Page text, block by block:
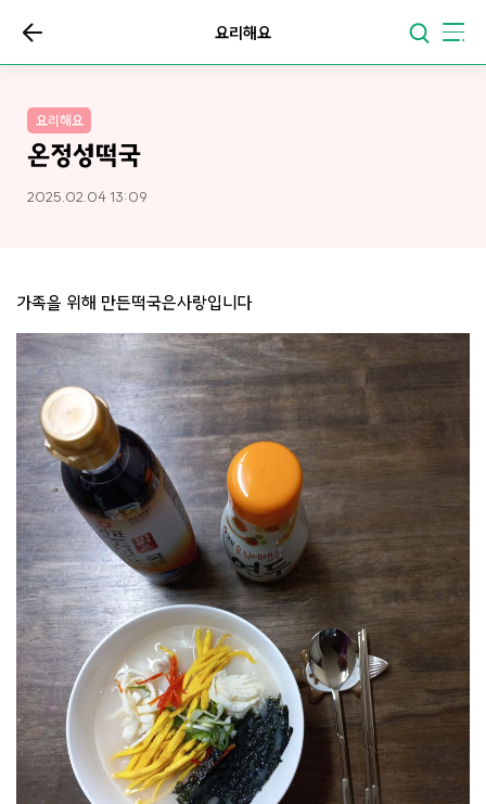
요리해요
요리해요
온정성떡국
2025.02.04 13:09
가족을 위해 만든떡국은사랑입니다